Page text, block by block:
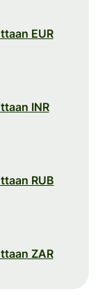
EUR
INR
RUB
ZAR